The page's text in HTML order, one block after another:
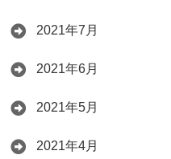
2021年7月
2021年6月
2021年5月
2021年4月